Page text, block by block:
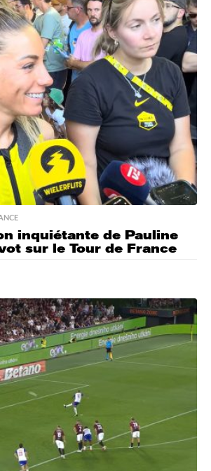
inquiétante de Pauline
sur le Tour de France